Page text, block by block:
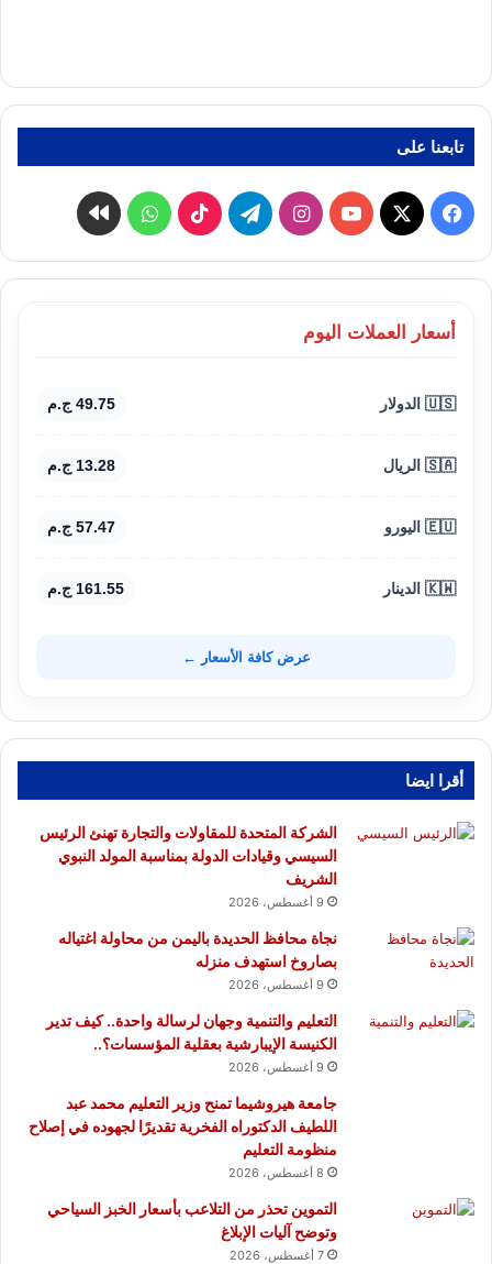
تابعنا على
فيسبوك
‫X
‫YouTubeانستقرامتيلقرام ‫TikTokواتسابكواى
أسعار العملات اليوم
🇺🇸 الدولار 49.75 ج.م
🇸🇦 الريال 13.28 ج.م
🇪🇺 اليورو 57.47 ج.م
🇰🇼 الدينار 161.55 ج.م
عرض كافة الأسعار ←
أقرا ايضا
الشركة المتحدة للمقاولات والتجارة تهنئ الرئيس
السيسي وقيادات الدولة بمناسبة المولد النبوي
الشريف
9 أغسطس، 2026
نجاة محافظ الحديدة باليمن من محاولة اغتياله
بصاروخ استهدف منزله
9 أغسطس، 2026
التعليم والتنمية وجهان لرسالة واحدة.. كيف تدير
الكنيسة الإيبارشية بعقلية المؤسسات؟..
9 أغسطس، 2026
جامعة هيروشيما تمنح وزير التعليم محمد عبد
اللطيف الدكتوراه الفخرية تقديرًا لجهوده في إصلاح
منظومة التعليم
8 أغسطس، 2026
التموين تحذر من التلاعب بأسعار الخبز السياحي
وتوضح آليات الإبلاغ
7 أغسطس، 2026